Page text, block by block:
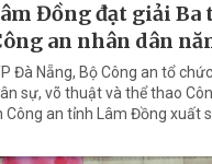
Đồng đạt giải Ba
an nhân dân
Đà Nẵng, Bộ Công an tổ
sự, võ thuật và thể thao
Công an tỉnh Lâm Đồng xuất